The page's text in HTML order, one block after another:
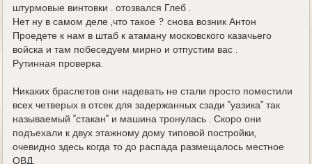
штурмовые винтовки . отозвался Глеб .
Нет ну в самом деле ,что такое ? снова возник Антон
Проедете к нам в штаб к атаману московского казачьего
войска и там побеседуем мирно и отпустим вас .
Рутинная проверка.
Никаких браслетов они надевать не стали просто поместили
всех четверых в отсек для задержанных сзади "уазика" так
называемый "стакан" и машина тронулась . Скоро они
подъехали к двух этажному дому типовой постройки,
очевидно здесь когда то до распада размещалось местное
ОВД.